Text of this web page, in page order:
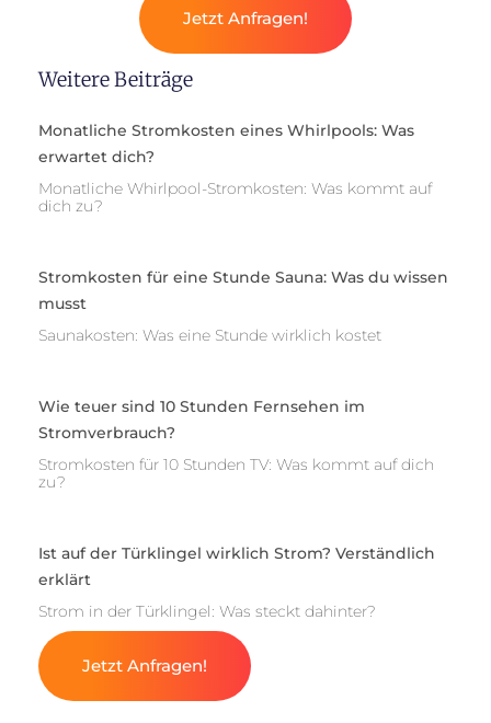
Jetzt Anfragen!
Weitere Beiträge
Monatliche Stromkosten eines Whirlpools: Was
erwartet dich?
Monatliche Whirlpool-Stromkosten: Was kommt auf
dich zu?
Stromkosten für eine Stunde Sauna: Was du wissen
musst
Saunakosten: Was eine Stunde wirklich kostet
Wie teuer sind 10 Stunden Fernsehen im
Stromverbrauch?
Stromkosten für 10 Stunden TV: Was kommt auf dich
zu?
Ist auf der Türklingel wirklich Strom? Verständlich
erklärt
Strom in der Türklingel: Was steckt dahinter?
Jetzt Anfragen!